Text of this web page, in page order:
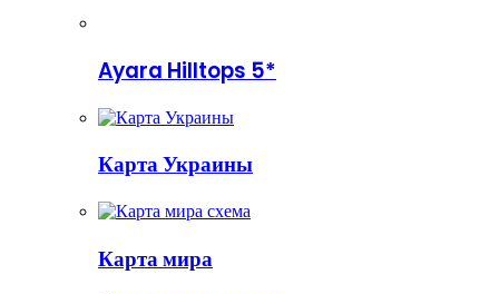
Ayara Hilltops 5*
Карта Украины
Карта мира